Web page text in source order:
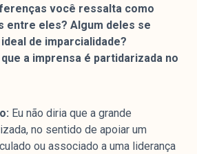
você ressalta como
entre eles? Algum deles se
de imparcialidade?
a imprensa é partidarizada no
Eu não diria que a grande
no sentido de apoiar um
ou associado a uma liderança